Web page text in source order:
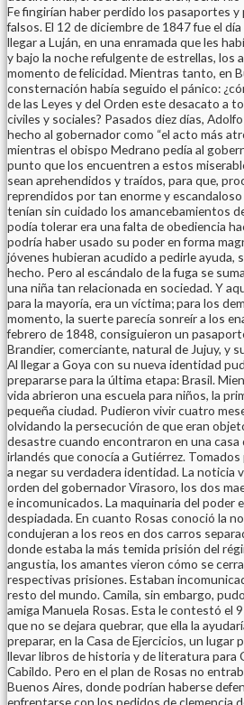
Fe fingirían haber perdido los pasaportes
falsos. El 12 de diciembre de 1847 fue el
llegar a Luján, en una enramada que les
y bajo la noche refulgente de estrellas, los
momento de felicidad. Mientras tanto, en
consternación había seguido el pánico:
de las Leyes y del Orden este desacato a
civiles y sociales? Pasados diez días,
hecho al gobernador como “el acto más
mientras el obispo Medrano pedía al
punto que los encuentren a estos
sean aprehendidos y traídos, para que,
reprendidos por tan enorme y escandaloso
tenían sin cuidado los amancebamientos
podía tolerar era una falta de obediencia
podría haber usado su poder en forma
jóvenes hubieran acudido a pedirle ayuda,
hecho. Pero al escándalo de la fuga se
una niña tan relacionada en sociedad. Y
para la mayoría, era un víctima; para los
momento, la suerte parecía sonreír a los
febrero de 1848, consiguieron un
Brandier, comerciante, natural de Jujuy, y
Al llegar a Goya con su nueva identidad
prepararse para la última etapa: Brasil.
vida abrieron una escuela para niños, la
pequeña ciudad. Pudieron vivir cuatro
olvidando la persecución de que eran
desastre cuando encontraron en una casa
irlandés que conocía a Gutiérrez.
a negar su verdadera identidad. La noticia
orden del gobernador Virasoro, los dos
e incomunicados. La maquinaria del poder
despiadada. En cuanto Rosas conoció la
condujeran a los reos en dos carros
donde estaba la más temida prisión del
angustia, los amantes vieron cómo se
respectivas prisiones. Estaban
resto del mundo. Camila, sin embargo,
amiga Manuela Rosas. Esta le contestó el
que no se dejara quebrar, que ella la
preparar, en la Casa de Ejercicios, un lugar
llevar libros de historia y de literatura para
Cabildo. Pero en el plan de Rosas no
Buenos Aires, donde podrían haberse
enfrentarse con los pedidos de clemencia